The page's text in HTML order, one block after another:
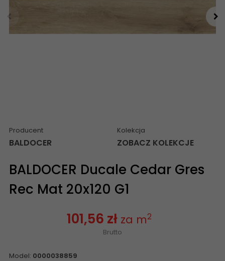
Producent
BALDOCER
Kolekcja
ZOBACZ KOLEKCJE
BALDOCER Ducale Cedar Gres
Rec Mat 20x120 G1
101,56 zł za m2
Brutto
Model: 0000038859